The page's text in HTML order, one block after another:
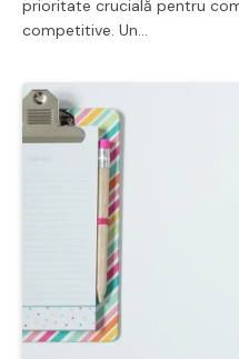
prioritate crucială pentru
competitive. Un…